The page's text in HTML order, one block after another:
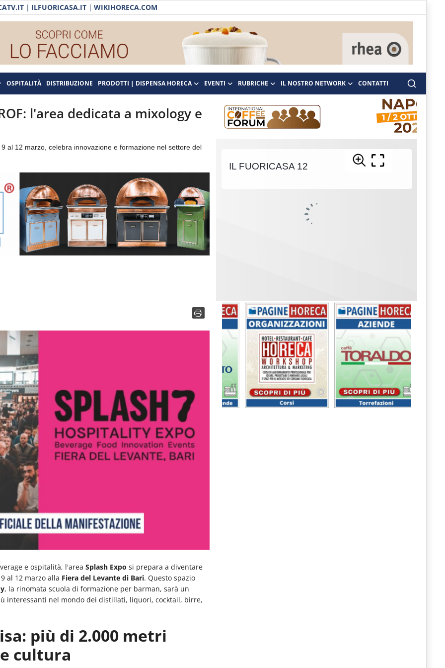
| ILFUORICASA.IT | WIKIHORECA.COM
OSPITALITÀ DISTRIBUZIONE PRODOTTI | DISPENSA HORECA EVENTI RUBRICHE IL NOSTRO NETWORK CONTATTI
l'area dedicata a mixology e
al 12 marzo, celebra innovazione e formazione nel settore del
e ospitalità, l'area Splash Expo si prepara a diventare
al 12 marzo alla Fiera del Levante di Bari. Questo spazio
, la rinomata scuola di formazione per barman, sarà un
interessanti nel mondo dei distillati, liquori, cocktail, birre,
più di 2.000 metri
cultura